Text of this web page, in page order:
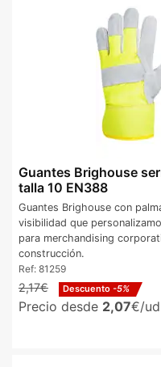
Guantes Brighouse
talla 10 EN388
Guantes Brighouse con
visibilidad que
para merchandising
construcción.
Ref: 81259
2,17€ Descuento -5%
Precio desde 2,07€/